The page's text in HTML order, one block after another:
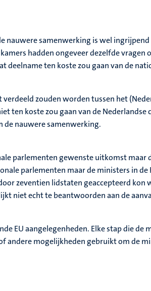
nauwere samenwerking is wel
hadden ongeveer dezelfde vragen
deelname ten koste zou gaan van de
zouden worden tussen het
ten koste zou gaan van de
de nauwere samenwerking.
parlementen gewenste uitkomst maar
parlementen maar de ministers in de
zeventien lidstaten geaccepteerd kon
niet echt te beantwoorden aan de
EU aangelegenheden. Elke stap die de
mogelijkheden gebruikt om de